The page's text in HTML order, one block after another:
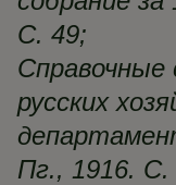
С. 49;
Справочные
русских
Пг., 1916. С.